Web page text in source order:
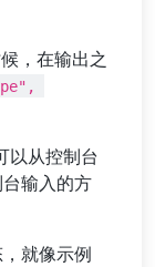
，在输出之
以从控制台
输入的方
就像示例